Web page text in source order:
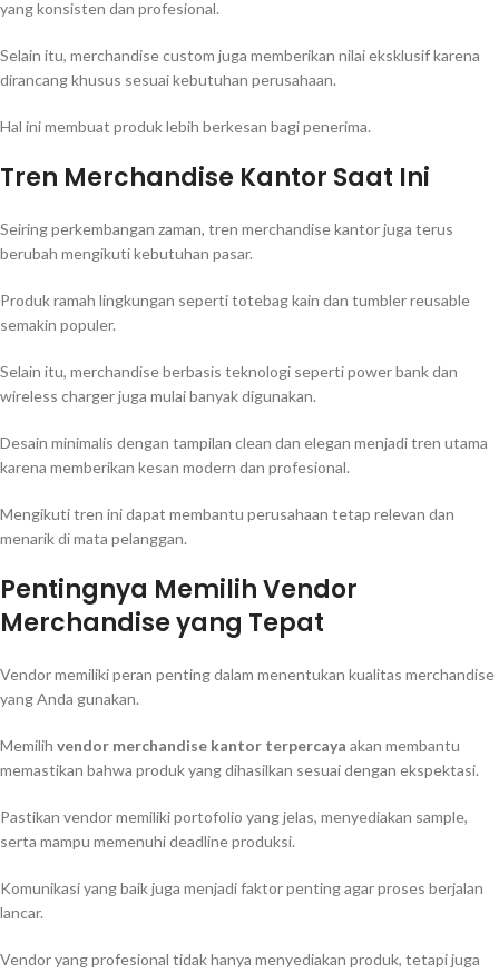
yang konsisten dan profesional.
Selain itu, merchandise custom juga memberikan nilai eksklusif karena
dirancang khusus sesuai kebutuhan perusahaan.
Hal ini membuat produk lebih berkesan bagi penerima.
Tren Merchandise Kantor Saat Ini
Seiring perkembangan zaman, tren merchandise kantor juga terus
berubah mengikuti kebutuhan pasar.
Produk ramah lingkungan seperti totebag kain dan tumbler reusable
semakin populer.
Selain itu, merchandise berbasis teknologi seperti power bank dan
wireless charger juga mulai banyak digunakan.
Desain minimalis dengan tampilan clean dan elegan menjadi tren utama
karena memberikan kesan modern dan profesional.
Mengikuti tren ini dapat membantu perusahaan tetap relevan dan
menarik di mata pelanggan.
Pentingnya Memilih Vendor
Merchandise yang Tepat
Vendor memiliki peran penting dalam menentukan kualitas merchandise
yang Anda gunakan.
Memilih vendor merchandise kantor terpercaya akan membantu
memastikan bahwa produk yang dihasilkan sesuai dengan ekspektasi.
Pastikan vendor memiliki portofolio yang jelas, menyediakan sample,
serta mampu memenuhi deadline produksi.
Komunikasi yang baik juga menjadi faktor penting agar proses berjalan
lancar.
Vendor yang profesional tidak hanya menyediakan produk, tetapi juga